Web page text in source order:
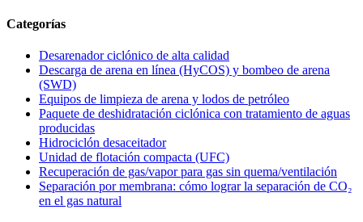
Categorías
Desarenador ciclónico de alta calidad
Descarga de arena en línea (HyCOS) y bombeo de arena
(SWD)
Equipos de limpieza de arena y lodos de petróleo
Paquete de deshidratación ciclónica con tratamiento de aguas
producidas
Hidrociclón desaceitador
Unidad de flotación compacta (UFC)
Recuperación de gas/vapor para gas sin quema/ventilación
Separación por membrana: cómo lograr la separación de CO₂
en el gas natural